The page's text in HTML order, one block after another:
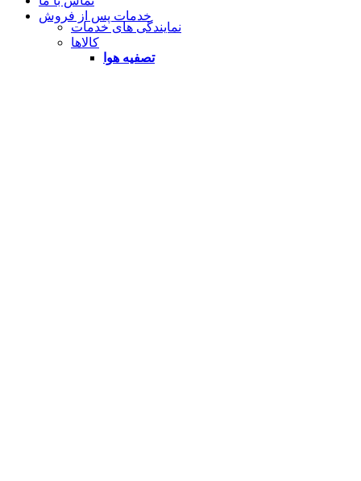
خدمات پس از فروش
نمایندگی های خدمات
کالاها
تصفیه هوا